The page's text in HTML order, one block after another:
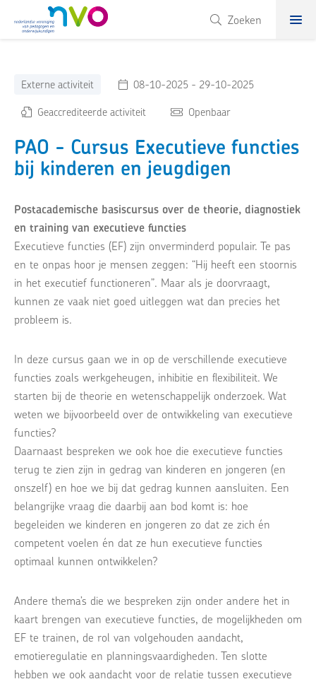
NVO Zoeken
Externe activiteit
08-10-2025 - 29-10-2025
Geaccrediteerde activiteit
Openbaar
PAO - Cursus Executieve functies
bij kinderen en jeugdigen
Postacademische basiscursus over de theorie, diagnostiek
en training van executieve functies
Executieve functies (EF) zijn onverminderd populair. Te pas
en te onpas hoor je mensen zeggen: “Hij heeft een stoornis
in het executief functioneren”. Maar als je doorvraagt,
kunnen ze vaak niet goed uitleggen wat dan precies het
probleem is.
In deze cursus gaan we in op de verschillende executieve
functies zoals werkgeheugen, inhibitie en flexibiliteit. We
starten bij de theorie en wetenschappelijk onderzoek. Wat
weten we bijvoorbeeld over de ontwikkeling van executieve
functies?
Daarnaast bespreken we ook hoe die executieve functies
terug te zien zijn in gedrag van kinderen en jongeren (en
onszelf) en hoe we bij dat gedrag kunnen aansluiten. Een
belangrijke vraag die daarbij aan bod komt is: hoe
begeleiden we kinderen en jongeren zo dat ze zich én
competent voelen én dat ze hun executieve functies
optimaal kunnen ontwikkelen?
Andere thema’s die we bespreken zijn onder andere het in
kaart brengen van executieve functies, de mogelijkheden om
EF te trainen, de rol van volgehouden aandacht,
emotieregulatie en planningsvaardigheden. Ten slotte
hebben we ook aandacht voor de relatie tussen executieve